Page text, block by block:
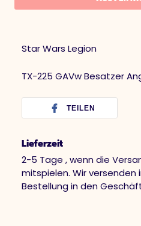
Star Wars Legion
TX-225 GAVw Besatzer
TEILEN
Lieferzeit
2-5 Tage , wenn die
mitspielen. Wir
Bestellung in den